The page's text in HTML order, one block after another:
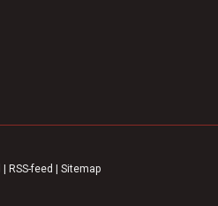
RSS-feed Sitemap